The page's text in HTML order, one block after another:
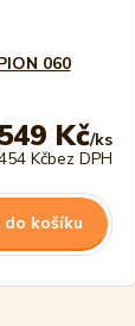
060
Kč/ks
Kčbez DPH
košíku